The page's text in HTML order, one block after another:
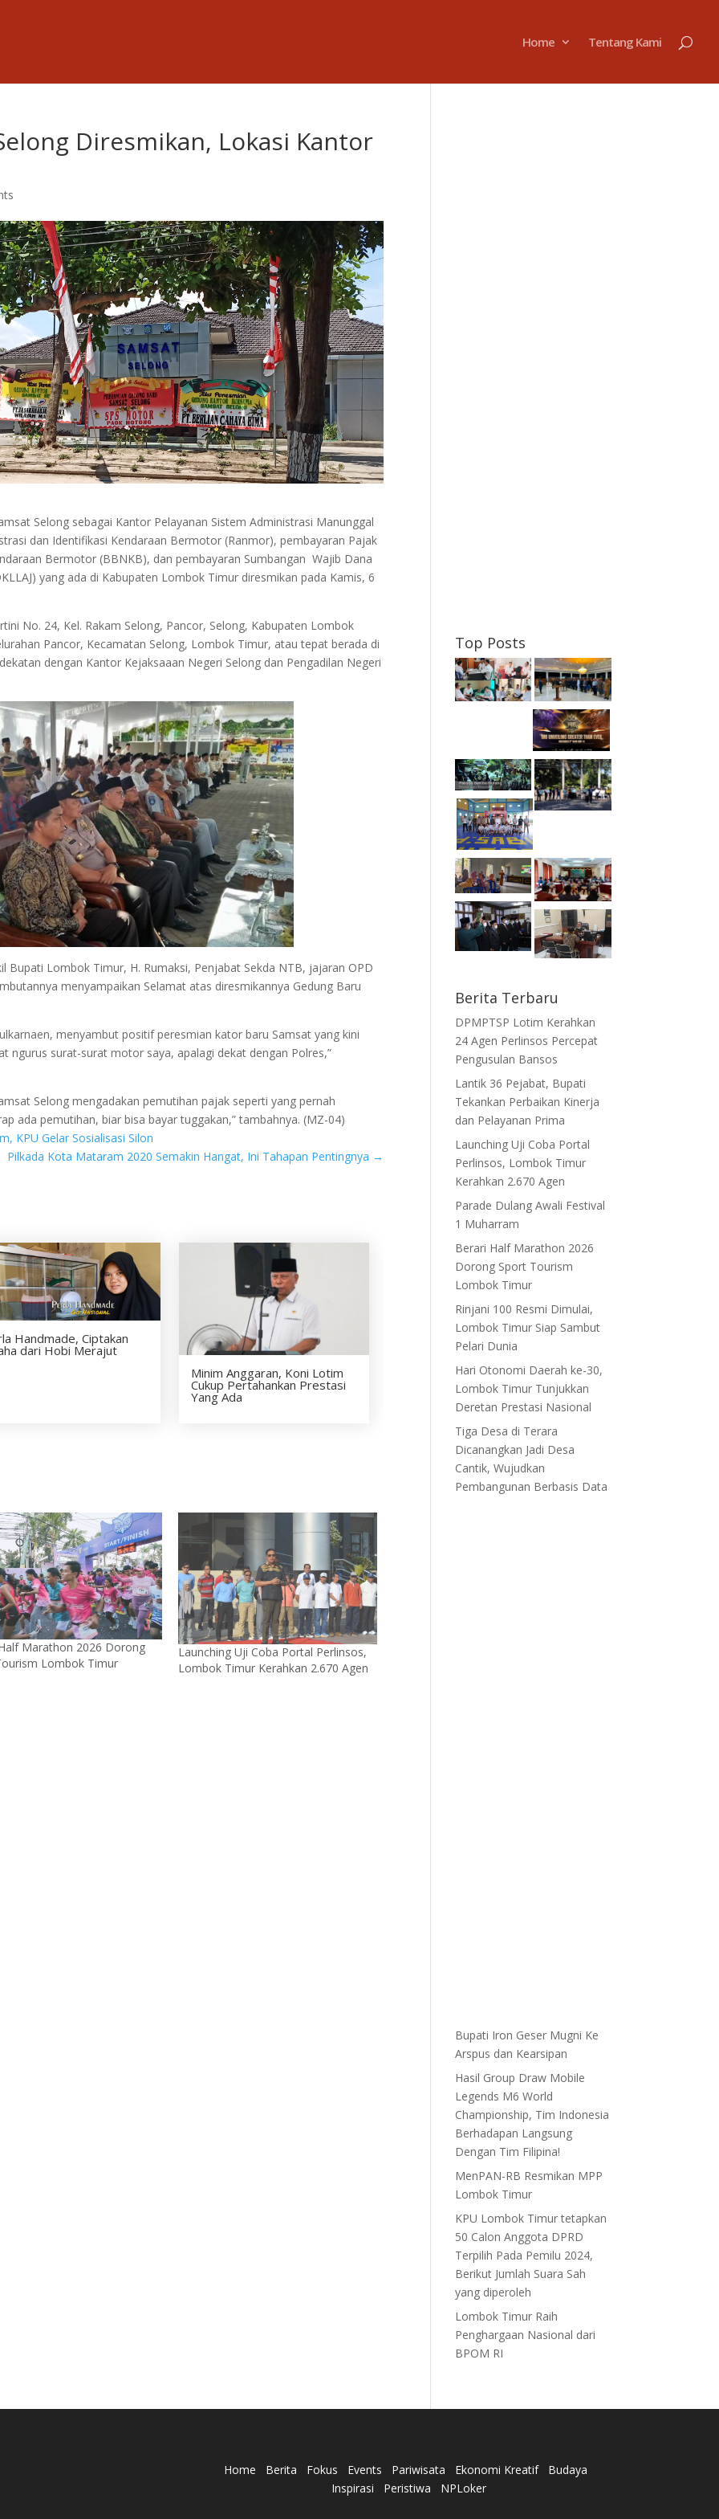
Home Tentang Kami
Diresmikan, Lokasi Kantor
Selong sebagai Kantor Pelayanan Sistem Administrasi Manunggal
dan Identifikasi Kendaraan Bermotor (Ranmor), pembayaran Pajak
Bermotor (BBNKB), dan pembayaran Sumbangan Wajib Dana
yang ada di Kabupaten Lombok Timur diresmikan pada Kamis, 6
No. 24, Kel. Rakam Selong, Pancor, Selong, Kabupaten Lombok
Pancor, Kecamatan Selong, Lombok Timur, atau tepat berada di
dengan Kantor Kejaksaaan Negeri Selong dan Pengadilan Negeri
Bupati Lombok Timur, H. Rumaksi, Penjabat Sekda NTB, jajaran OPD
menyampaikan Selamat atas diresmikannya Gedung Baru
menyambut positif peresmian kator baru Samsat yang kini
ngurus surat-surat motor saya, apalagi dekat dengan Polres,”
Selong mengadakan pemutihan pajak seperti yang pernah
ada pemutihan, biar bisa bayar tuggakan,” tambahnya. (MZ-04)
KPU Gelar Sosialisasi Silon
Pilkada Kota Mataram 2020 Semakin Hangat, Ini Tahapan Pentingnya →
Handmade, Ciptakan
dari Hobi Merajut
Minim Anggaran, Koni Lotim
Cukup Pertahankan Prestasi
Yang Ada
Marathon 2026 Dorong
Lombok Timur
Launching Uji Coba Portal Perlinsos,
Lombok Timur Kerahkan 2.670 Agen
Top Posts
Berita Terbaru
DPMPTSP Lotim Kerahkan
24 Agen Perlinsos Percepat
Pengusulan Bansos
Lantik 36 Pejabat, Bupati
Tekankan Perbaikan Kinerja
dan Pelayanan Prima
Launching Uji Coba Portal
Perlinsos, Lombok Timur
Kerahkan 2.670 Agen
Parade Dulang Awali Festival
1 Muharram
Berari Half Marathon 2026
Dorong Sport Tourism
Lombok Timur
Rinjani 100 Resmi Dimulai,
Lombok Timur Siap Sambut
Pelari Dunia
Hari Otonomi Daerah ke-30,
Lombok Timur Tunjukkan
Deretan Prestasi Nasional
Tiga Desa di Terara
Dicanangkan Jadi Desa
Cantik, Wujudkan
Pembangunan Berbasis Data
Bupati Iron Geser Mugni Ke
Arspus dan Kearsipan
Hasil Group Draw Mobile
Legends M6 World
Championship, Tim Indonesia
Berhadapan Langsung
Dengan Tim Filipina!
MenPAN-RB Resmikan MPP
Lombok Timur
KPU Lombok Timur tetapkan
50 Calon Anggota DPRD
Terpilih Pada Pemilu 2024,
Berikut Jumlah Suara Sah
yang diperoleh
Lombok Timur Raih
Penghargaan Nasional dari
BPOM RI
Home Berita Fokus Events Pariwisata Ekonomi Kreatif
Budaya
Inspirasi
Peristiwa NPLoker